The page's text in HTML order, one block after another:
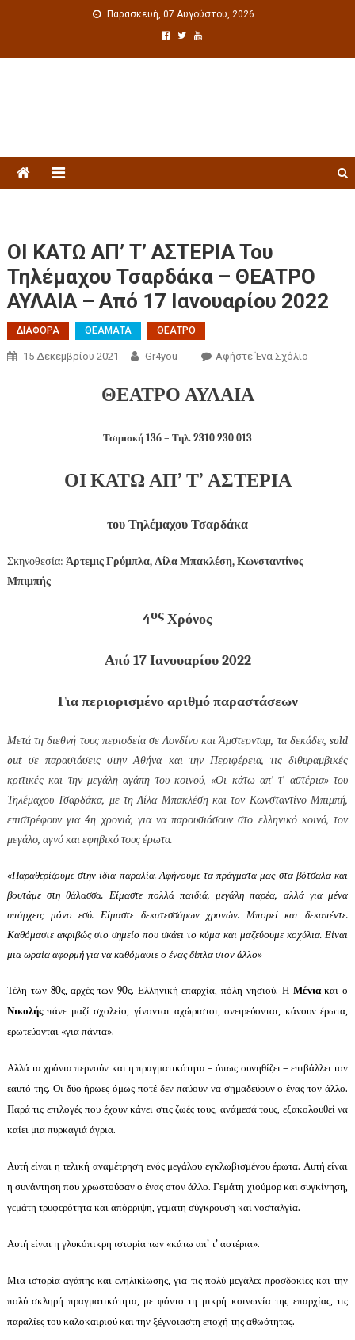
Παρασκευή, 07 Αυγούστου, 2026
ΟΙ ΚΑΤΩ ΑΠ’ Τ’ ΑΣΤΕΡΙΑ Του
Τηλέμαχου Τσαρδάκα – ΘΕΑΤΡΟ
ΑΥΛΑΙΑ – Από 17 Ιανουαρίου 2022
ΔΙΑΦΟΡΑ ΘΕΑΜΑΤΑ ΘΕΑΤΡΟ
15 Δεκεμβρίου 2021 Gr4you Αφήστε Ένα Σχόλιο
ΘΕΑΤΡΟ ΑΥΛΑΙΑ
Τσιμισκή 136 – Τηλ. 2310 230 013
ΟΙ ΚΑΤΩ ΑΠ’ Τ’ ΑΣΤΕΡΙΑ
του Τηλέμαχου Τσαρδάκα
Σκηνοθεσία: Άρτεμις Γρύμπλα, Λίλα Μπακλέση, Κωνσταντίνος
Μπιμπής
4οςΧρόνος
Από 17 Ιανουαρίου 2022
Για περιορισμένο αριθμό παραστάσεων
Μετά τη διεθνή τους περιοδεία σε Λονδίνο και Άμστερνταμ, τα δεκάδες sold
out σε παραστάσεις στην Αθήνα και την Περιφέρεια, τις διθυραμβικές
κριτικές και την μεγάλη αγάπη του κοινού, «Οι κάτω απ’ τ’ αστέρια» του
Τηλέμαχου Τσαρδάκα, με τη Λίλα Μπακλέση και τον Κωνσταντίνο Μπιμπή,
επιστρέφουν για 4η χρονιά, για να παρουσιάσουν στο ελληνικό κοινό, τον
μεγάλο, αγνό και εφηβικό τους έρωτα.
«Παραθερίζουμε στην ίδια παραλία. Αφήνουμε τα πράγματα μας στα βότσαλα και
βουτάμε στη θάλασσα. Είμαστε πολλά παιδιά, μεγάλη παρέα, αλλά για μένα
υπάρχεις μόνο εσύ. Είμαστε δεκατεσσάρων χρονών. Μπορεί και δεκαπέντε.
Καθόμαστε ακριβώς στο σημείο που σκάει το κύμα και μαζεύουμε κοχύλια. Είναι
μια ωραία αφορμή για να καθόμαστε ο ένας δίπλα στον άλλο»
Τέλη των 80ς, αρχές των 90ς. Ελληνική επαρχία, πόλη νησιού. Η Μένιακαι ο
Νικολήςπάνε μαζί σχολείο, γίνονται αχώριστοι, ονειρεύονται, κάνουν έρωτα,
ερωτεύονται «για πάντα».
Αλλά τα χρόνια περνούν και η πραγματικότητα – όπως συνηθίζει – επιβάλλει τον
εαυτό της. Οι δύο ήρωες όμως ποτέ δεν παύουν να σημαδεύουν ο ένας τον άλλο.
Παρά τις επιλογές που έχουν κάνει στις ζωές τους, ανάμεσά τους, εξακολουθεί να
καίει μια πυρκαγιά άγρια.
Αυτή είναι η τελική αναμέτρηση ενός μεγάλου εγκλωβισμένου έρωτα. Αυτή είναι
η συνάντηση που χρωστούσαν ο ένας στον άλλο. Γεμάτη χιούμορ και συγκίνηση,
γεμάτη τρυφερότητα και απόρριψη, γεμάτη σύγκρουση και νοσταλγία.
Αυτή είναι η γλυκόπικρη ιστορία των «κάτω απ’ τ’ αστέρια».
Μια ιστορία αγάπης και ενηλικίωσης, για τις πολύ μεγάλες προσδοκίες και την
πολύ σκληρή πραγματικότητα, με φόντο τη μικρή κοινωνία της επαρχίας, τις
παραλίες του καλοκαιριού και την ξέγνοιαστη εποχή της αθωότητας.